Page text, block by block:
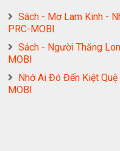
Sách - Mơ Lam Kinh -
PRC-MOBI
Sách - Người Thăng
MOBI
Nhớ Ai Đó Đến Kiệt
MOBI